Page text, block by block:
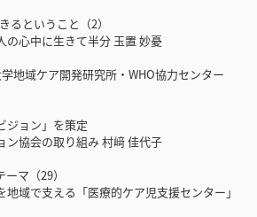
るということ（2）
の心中に生きて半分 玉置 妙憂
学地域ケア開発研究所・WHO協力センター
ジョン」を策定
ン協会の取り組み 村﨑 佳代子
マ（29）
域で支える「医療的ケア児支援センター」